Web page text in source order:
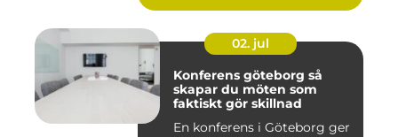
02. jul
Konferens göteborg så
skapar du möten som
faktiskt gör skillnad
En konferens i Göteborg ger